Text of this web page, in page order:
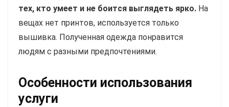
тех, кто умеет и не боится выглядеть ярко. На
вещах нет принтов, используется только
вышивка. Полученная одежда понравится
людям с разными предпочтениями.
Особенности использования
услуги